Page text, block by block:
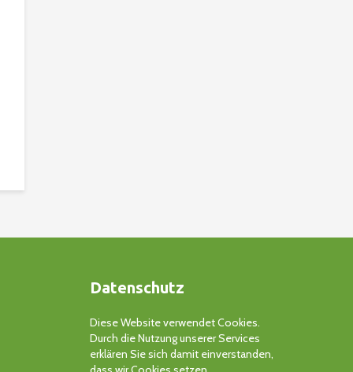
Datenschutz
Diese Website verwendet Cookies.
Durch die Nutzung unserer Services
erklären Sie sich damit einverstanden,